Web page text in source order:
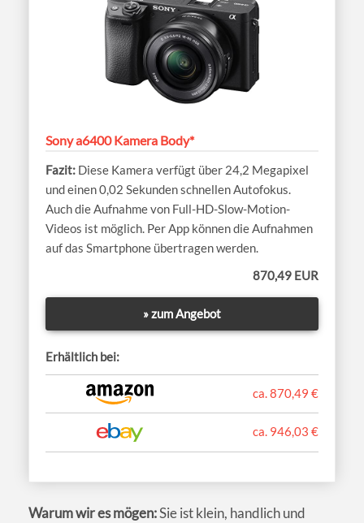
Sony a6400 Kamera Body*
Diese Kamera verfügt über 24,2 Megapixel
und einen 0,02 Sekunden schnellen Autofokus.
Auch die Aufnahme von Full-HD-Slow-Motion-
Videos ist möglich. Per App können die Aufnahmen
auf das Smartphone übertragen werden.
870,49 EUR
» zum Angebot
Erhältlich bei:
ca. 870,49 €
ca. 946,03 €
Warum wir es mögen:Sie ist klein, handlich und